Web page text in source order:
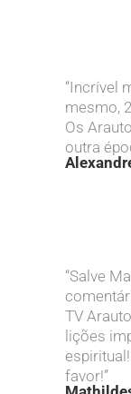
“Incrível
mesmo,
Os
outra
“Salve
TV
lições
favor!”